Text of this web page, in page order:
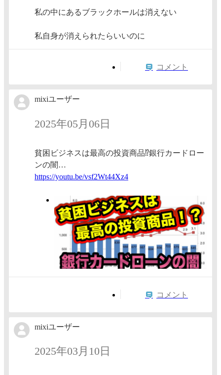
私の中にあるブラックホールは消えない
私自身が消えられたらいいのに
コメント
mixiユーザー
2025年05月06日
貧困ビジネスは最高の投資商品⁉️銀行カードロー
ンの闇…
https://youtu.be/vsf2Wt44Xz4
コメント
mixiユーザー
2025年03月10日